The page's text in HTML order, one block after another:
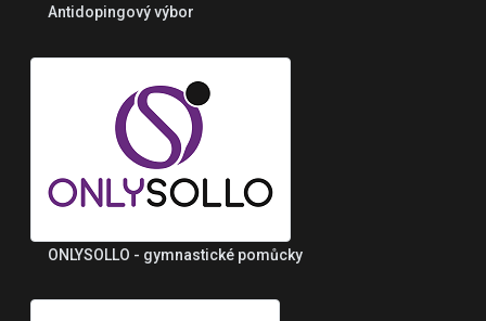
Antidopingový výbor
ONLYSOLLO - gymnastické pomůcky